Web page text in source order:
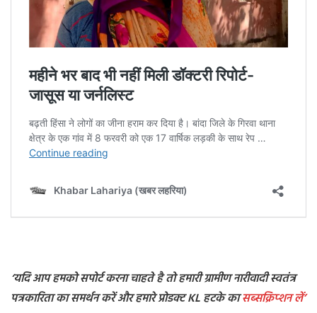
‘यदि आप हमको सपोर्ट करना चाहते है तो हमारी ग्रामीण नारीवादी स्वतंत्र
पत्रकारिता का समर्थन करें और हमारे प्रोडक्ट KL हटके कासब्सक्रिप्शनलें’